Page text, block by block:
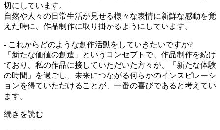
切にしています。
自然や人々の日常生活が見せる様々な表情に新鮮な感動を覚
えた時に、作品制作に取り掛かるようにしています。
- これからどのような創作活動をしていきたいですか?
「新たな価値の創造」というコンセプトで、作品制作を続け
ており、私の作品に接していただいた方々が、「新たな体験
の時間」を過ごし、未来につながる何らかのインスピレーシ
ョンを得ていただけることが、一番の喜びであると考えてい
ます。
続きを読む